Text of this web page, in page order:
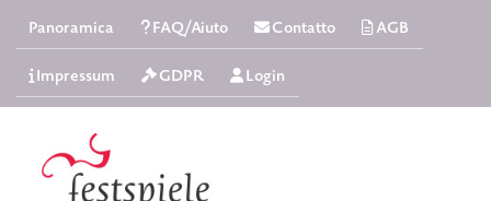
Panoramica FAQ/Aiuto Contatto AGB
Impressum GDPR Login